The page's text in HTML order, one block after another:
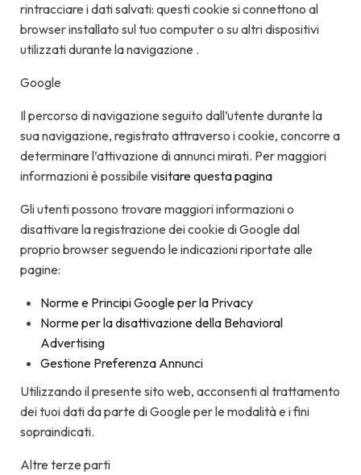
rintracciare i dati salvati: questi cookie si connettono al
browser installato sul tuo computer o su altri dispositivi
utilizzati durante la navigazione .
Google
Il percorso di navigazione seguito dall’utente durante la
sua navigazione, registrato attraverso i cookie, concorre a
determinare l’attivazione di annunci mirati. Per maggiori
informazioni è possibile visitare questa pagina
Gli utenti possono trovare maggiori informazioni o
disattivare la registrazione dei cookie di Google dal
proprio browser seguendo le indicazioni riportate alle
pagine:
Norme e Principi Google per la Privacy
Norme per la disattivazione della Behavioral
Advertising
Gestione Preferenza Annunci
Utilizzando il presente sito web, acconsenti al trattamento
dei tuoi dati da parte di Google per le modalità e i fini
sopraindicati.
Altre terze parti